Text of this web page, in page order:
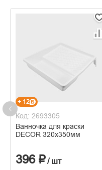
+ 12
Код: 2693305
Ванночка для краски
DECOR 320х350мм
396 ₽/ шт